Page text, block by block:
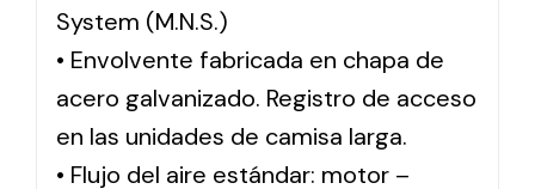
System (M.N.S.)
• Envolvente fabricada en chapa de
acero galvanizado. Registro de acceso
en las unidades de camisa larga.
• Flujo del aire estándar: motor –